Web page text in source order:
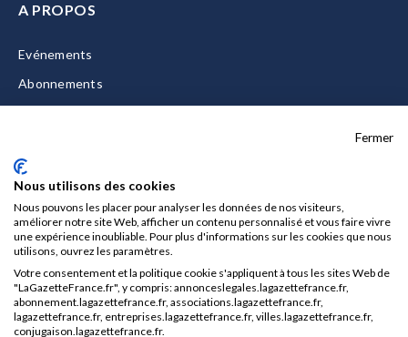
A PROPOS
Evénements
Abonnements
Nous contacter
Mentions légales
CGU/CGV
Données personnelles
Fermer
Nous utilisons des cookies
Nous pouvons les placer pour analyser les données de nos visiteurs,
améliorer notre site Web, afficher un contenu personnalisé et vous faire vivre
une expérience inoubliable. Pour plus d'informations sur les cookies que nous
utilisons, ouvrez les paramètres.
Votre consentement et la politique cookie s'appliquent à tous les sites Web de
"LaGazetteFrance.fr", y compris: annonceslegales.lagazettefrance.fr,
abonnement.lagazettefrance.fr, associations.lagazettefrance.fr,
lagazettefrance.fr, entreprises.lagazettefrance.fr, villes.lagazettefrance.fr,
conjugaison.lagazettefrance.fr.